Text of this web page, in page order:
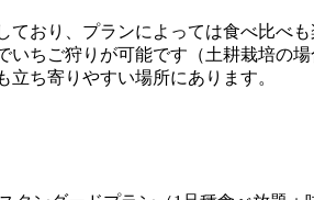
おり、プランによっては食べ比べも
ちご狩りが可能です（土耕栽培の場
ち寄りやすい場所にあります。